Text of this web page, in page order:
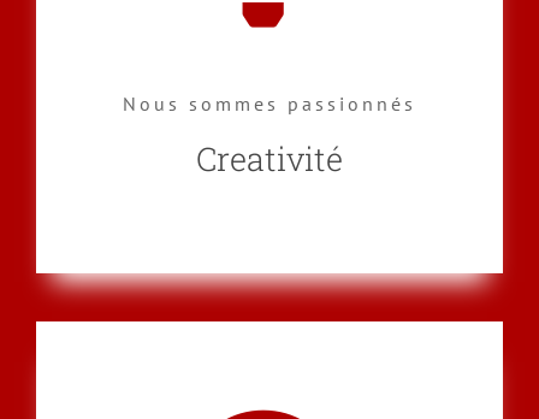
Nous sommes passionnés
Creativité